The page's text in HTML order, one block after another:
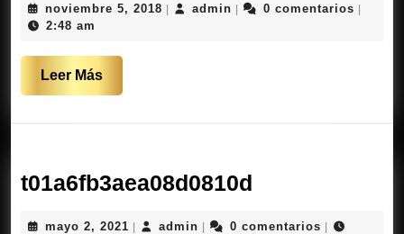
noviembre 5, 2018 noviembre
| adminadmin
| 0 comentarios |
2:48 am
Leer MásLeer
Más
t01a6fb3aea08d0810d
mayo 2, 2021 mayo
| adminadmin
| 0 comentarios |